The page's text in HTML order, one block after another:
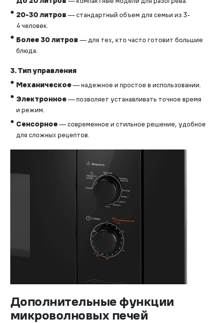
20-30 литров — стандартный объем для семьи из 3-
4 человек.
Более 30 литров — для тех, кто часто готовит большие
блюда.
3. Тип управления
Механическое— надежное и простое в использовании.
Электронное— позволяет устанавливать точное время
и режим.
Сенсорное— современное и стильное решение, удобное
для сложных рецептов.
Дополнительные функции
микроволновых печей